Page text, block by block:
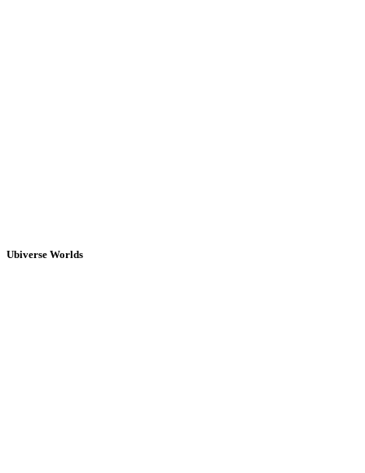
Ubiverse Worlds